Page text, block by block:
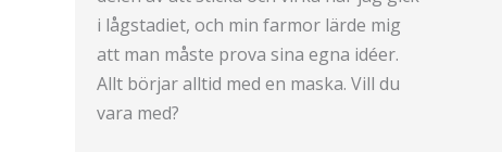
i lågstadiet, och min farmor lärde mig
att man måste prova sina egna idéer.
Allt börjar alltid med en maska. Vill du
vara med?